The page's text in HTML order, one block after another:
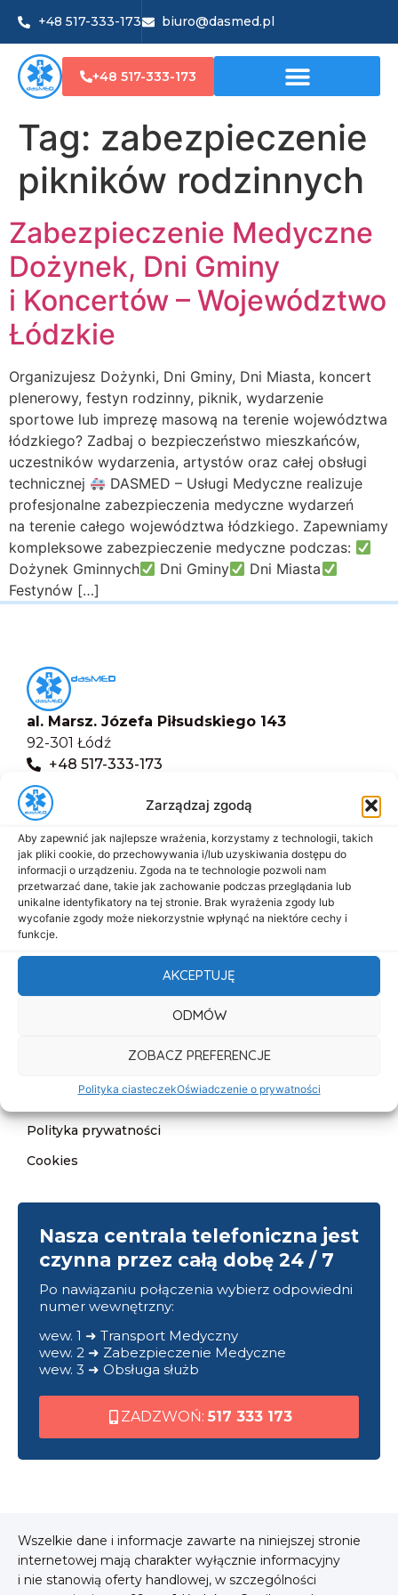
Zarządzaj zgodą
Aby zapewnić jak najlepsze wrażenia, korzystamy z technologii, takich
jak pliki cookie, do przechowywania i/lub uzyskiwania dostępu do
informacji o urządzeniu. Zgoda na te technologie pozwoli nam
przetwarzać dane, takie jak zachowanie podczas przeglądania lub
unikalne identyfikatory na tej stronie. Brak wyrażenia zgody lub
wycofanie zgody może niekorzystnie wpłynąć na niektóre cechy i
funkcje.
AKCEPTUJĘ
ODMÓW
ZOBACZ PREFERENCJE
Polityka ciasteczekOświadczenie o prywatności
+48 517-333-173 biuro@dasmed.pl
+48 517-333-173
Tag: zabezpieczenie
pikników rodzinnych
Zabezpieczenie Medyczne
Dożynek, Dni Gminy
i Koncertów – Województwo
Łódzkie
Organizujesz Dożynki, Dni Gminy, Dni Miasta, koncert
plenerowy, festyn rodzinny, piknik, wydarzenie
sportowe lub imprezę masową na terenie województwa
łódzkiego? Zadbaj o bezpieczeństwo mieszkańców,
uczestników wydarzenia, artystów oraz całej obsługi
technicznej
DASMED – Usługi Medyczne realizuje
profesjonalne zabezpieczenia medyczne wydarzeń
na terenie całego województwa łódzkiego. Zapewniamy
kompleksowe zabezpieczenie medyczne podczas:
Dożynek Gminnych
Dni Gminy
Dni Miasta
Festynów […]
al. Marsz. Józefa Piłsudskiego 143
92-301 Łódź
+48 517-333-173
biuro@dasmed.pl
Menu
Start
O nas
Oferta
Cennik
Klauzula informacyjna
Polityka prywatności
Cookies
Nasza centrala telefoniczna jest
czynna przez całą dobę 24 / 7
Po nawiązaniu połączenia wybierz odpowiedni
numer wewnętrzny:
wew. 1 ➜ Transport Medyczny
wew. 2 ➜ Zabezpieczenie Medyczne
wew. 3 ➜ Obsługa służb
ZADZWOŃ: 517 333 173
Wszelkie dane i informacje zawarte na niniejszej stronie
internetowej mają charakter wyłącznie informacyjny
i nie stanowią oferty handlowej, w szczególności